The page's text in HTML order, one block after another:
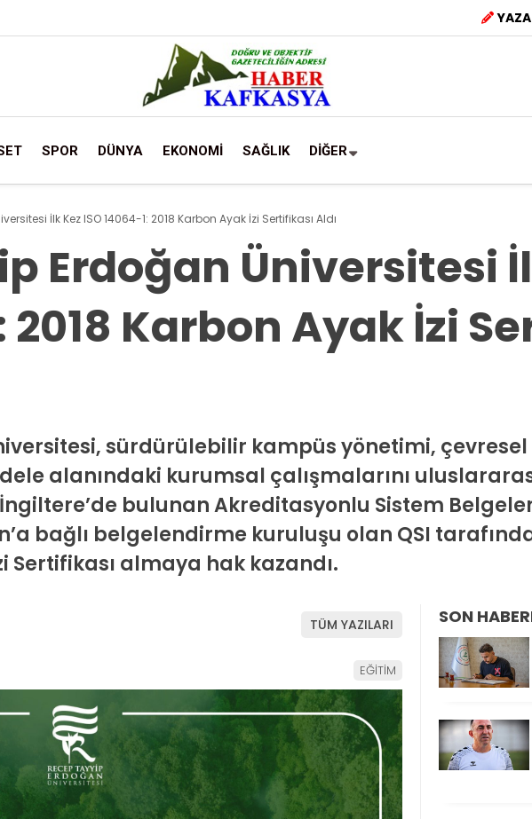
SPOR DÜNYA EKONOMİ SAĞLIK DİĞER
İlk Kez ISO 14064-1: 2018 Karbon Ayak İzi Sertifikası Aldı
Erdoğan Üniversitesi
2018 Karbon Ayak İzi
sürdürülebilir kampüs yönetimi,
alanındaki kurumsal çalışmalarını
bulunan Akreditasyonlu Sistem
bağlı belgelendirme kuruluşu olan QSI
Sertifikası almaya hak kazandı.
TÜM YAZILARI
EĞİTİM
SON